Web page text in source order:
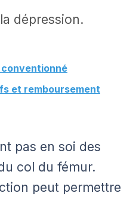
dépression.
et remboursement
pas en soi des
col du fémur.
peut permettre